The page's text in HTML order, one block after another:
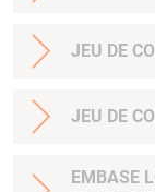
EMBASE